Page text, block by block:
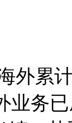
外累
业务